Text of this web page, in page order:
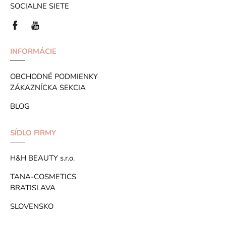
SOCIALNE SIETE
INFORMÁCIE
OBCHODNÉ PODMIENKY
ZÁKAZNÍCKA SEKCIA
BLOG
SÍDLO FIRMY
H&H BEAUTY s.r.o.
TANA-COSMETICS
BRATISLAVA
SLOVENSKO